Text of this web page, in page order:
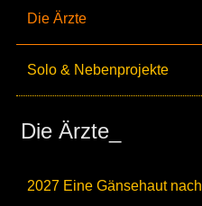
Die Ärzte
Solo & Nebenprojekte
Die Ärzte_
2027 Eine Gänsehaut nach